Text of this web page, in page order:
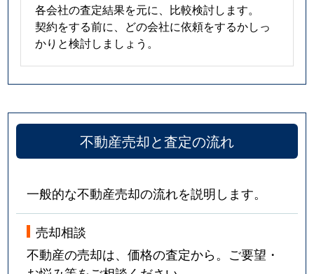
各会社の査定結果を元に、比較検討します。
契約をする前に、どの会社に依頼をするかしっ
かりと検討しましょう。
不動産売却と査定の流れ
一般的な不動産売却の流れを説明します。
売却相談
不動産の売却は、価格の査定から。ご要望・